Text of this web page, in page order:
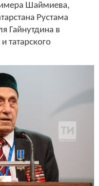
Шаймиева,
Рустама
Гайнутдина в
татарского